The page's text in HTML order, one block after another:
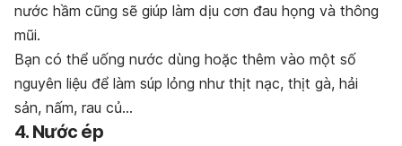
nước hầm cũng sẽ giúp làm dịu cơn đau họng và thông
mũi.
Bạn có thể uống nước dùng hoặc thêm vào một số
nguyên liệu để làm súp lỏng như thịt nạc, thịt gà, hải
sản, nấm, rau củ…
4. Nước ép